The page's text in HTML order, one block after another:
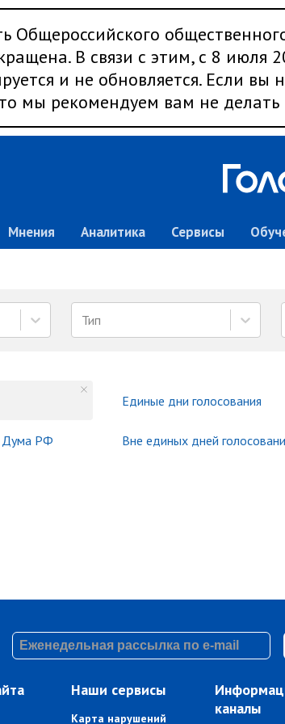
Общероссийского
В связи с этим, с 8 июля
и не обновляется. Если вы
мы рекомендуем вам не делать
Мнения Аналитика Сервисы
Тип
Дума РФ
Единые дни голосования
Вне единых дней
Наши сервисы
Карта нарушений
каналы